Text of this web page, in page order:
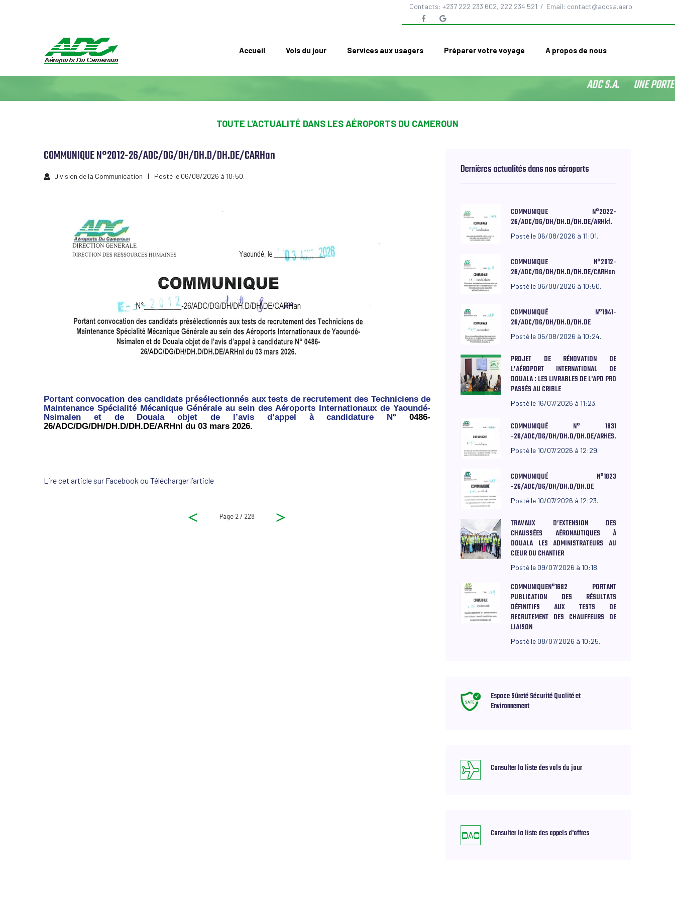
Contacts: +237 222 233 602, 222 234 521 / Email: contact@adcsa.aero
Accueil Vols du jour Services aux usagers Préparer votre voyage A propos de nous
ADC S.A. UNE PORTE
TOUTE L'ACTUALITÉ DANS LES AÉROPORTS DU CAMEROUN
COMMUNIQUE N°2012-26/ADC/DG/DH/DH.D/DH.DE/CARHan
Division de la Communication Posté le 06/08/2026 à 10:50.
Portant convocation des candidats présélectionnés aux tests de recrutement des Techniciens de
Maintenance Spécialité Mécanique Générale au sein des Aéroports Internationaux de Yaoundé-
Nsimalen et de Douala objet de l’avis d’appel à candidature N° 0486-
26/ADC/DG/DH/DH.D/DH.DE/ARHnl du 03 mars 2026.
Lire cet article sur Facebook ou Télécharger l’article
Page 2 / 228
Dernières actualités dans nos aéroports
COMMUNIQUE N°2022-
26/ADC/DG/DH/DH.D/DH.DE/ARHkf.
Posté le 06/08/2026 à 11:01.
COMMUNIQUE N°2012-
26/ADC/DG/DH/DH.D/DH.DE/CARHan
Posté le 06/08/2026 à 10:50.
COMMUNIQUÉ N°1941-
26/ADC/DG/DH/DH.D/DH.DE
Posté le 05/08/2026 à 10:24.
PROJET DE RÉNOVATION DE
L’AÉROPORT INTERNATIONAL DE
DOUALA : LES LIVRABLES DE L'APD PRO
PASSÉS AU CRIBLE
Posté le 16/07/2026 à 11:23.
COMMUNIQUÉ N° 1831
-26/ADC/DG/DH/DH.D/DH.DE/ARHES.
Posté le 10/07/2026 à 12:29.
COMMUNIQUÉ N°1823
-26/ADC/DG/DH/DH.D/DH.DE
Posté le 10/07/2026 à 12:23.
TRAVAUX D’EXTENSION DES
CHAUSSÉES AÉRONAUTIQUES À
DOUALA LES ADMINISTRATEURS AU
CŒUR DU CHANTIER
Posté le 09/07/2026 à 10:18.
COMMUNIQUEN°1682 PORTANT
PUBLICATION DES RÉSULTATS
DÉFINITIFS AUX TESTS DE
RECRUTEMENT DES CHAUFFEURS DE
LIAISON
Posté le 08/07/2026 à 10:25.
Espace Sûreté Sécurité Qualité et
Environnement
Consulter la liste des vols du jour
Consulter la liste des appels d'offres